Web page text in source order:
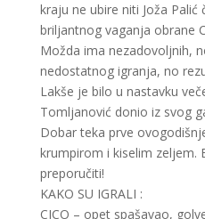
kraju ne ubire niti Joža Palić
briljantnog vaganja obrane
Možda ima nezadovoljnih,
nedostatnog igranja, no
Lakše je bilo u nastavku
Tomljanović donio iz svog
Dobar teka prve
krumpirom i kiselim zeljem.
preporučiti!
KAKO SU IGRALI :
CICO – opet spašavao,